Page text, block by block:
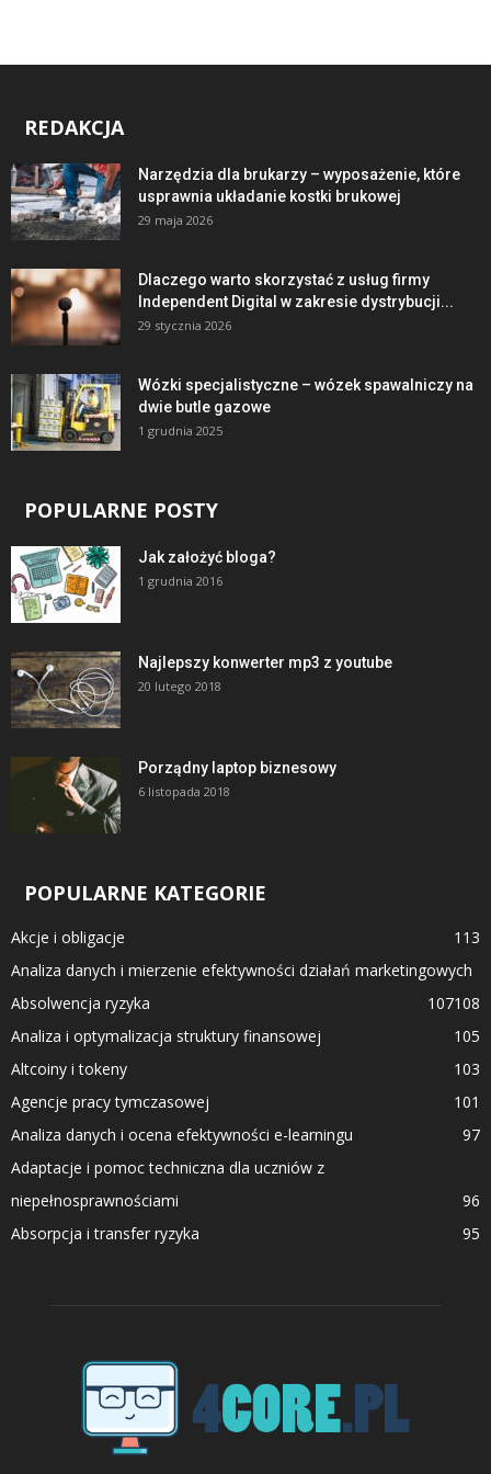
REDAKCJA
Narzędzia dla brukarzy – wyposażenie, które
usprawnia układanie kostki brukowej
29 maja 2026
Dlaczego warto skorzystać z usług firmy
Independent Digital w zakresie dystrybucji...
29 stycznia 2026
Wózki specjalistyczne – wózek spawalniczy na
dwie butle gazowe
1 grudnia 2025
POPULARNE POSTY
Jak założyć bloga?
1 grudnia 2016
Najlepszy konwerter mp3 z youtube
20 lutego 2018
Porządny laptop biznesowy
6 listopada 2018
POPULARNE KATEGORIE
Akcje i obligacje
113
Analiza danych i mierzenie efektywności działań marketingowych
108
Absolwencja ryzyka
107
Analiza i optymalizacja struktury finansowej
105
Altcoiny i tokeny
103
Agencje pracy tymczasowej
101
Analiza danych i ocena efektywności e-learningu
97
Adaptacje i pomoc techniczna dla uczniów z
niepełnosprawnościami
96
Absorpcja i transfer ryzyka
95